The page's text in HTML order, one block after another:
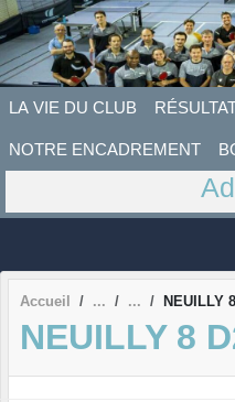
LA VIE DU CLUB
NOTRE ENCADREMENT
Accueil NEUILLY
NEUILLY 8
Panneau de gestion des